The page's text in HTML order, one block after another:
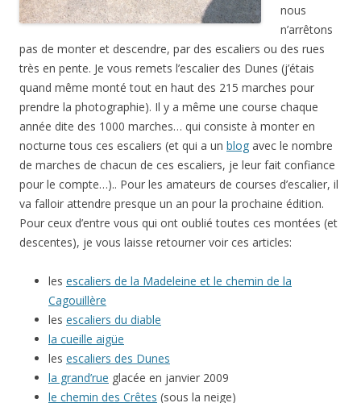
nous
n’arrêtons
pas de monter et descendre, par des escaliers ou des rues
très en pente. Je vous remets l’escalier des Dunes (j’étais
quand même monté tout en haut des 215 marches pour
prendre la photographie). Il y a même une course chaque
année dite des 1000 marches… qui consiste à monter en
nocturne tous ces escaliers (et qui a un blog avec le nombre
de marches de chacun de ces escaliers, je leur fait confiance
pour le compte…).. Pour les amateurs de courses d’escalier, il
va falloir attendre presque un an pour la prochaine édition.
Pour ceux d’entre vous qui ont oublié toutes ces montées (et
descentes), je vous laisse retourner voir ces articles:
les escaliers de la Madeleine et le chemin de la
Cagouillère
les escaliers du diable
la cueille aigüe
les escaliers des Dunes
la grand’rue glacée en janvier 2009
le chemin des Crêtes (sous la neige)